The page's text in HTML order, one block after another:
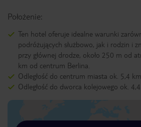
Położenie:
Ten hotel oferuje idealne warunki
podróżujących służbowo, jak i rodzin i
przy głównej drodze, około 250 m od
km od centrum Berlina.
Odległość do centrum miasta ok. 5,4 km
Odległość do dworca kolejowego ok.